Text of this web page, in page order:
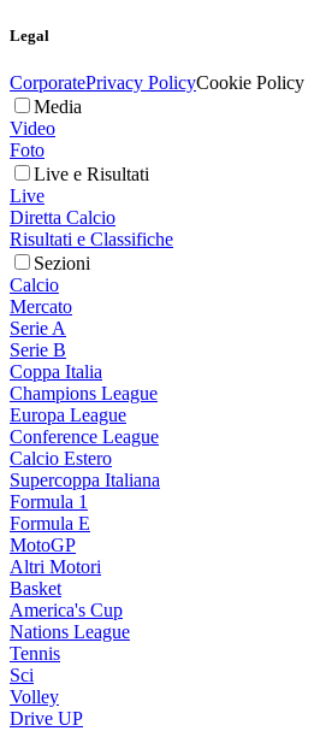
Legal
CorporatePrivacy PolicyCookie Policy
Media
Video
Foto
Live e Risultati
Live
Diretta Calcio
Risultati e Classifiche
Sezioni
Calcio
Mercato
Serie A
Serie B
Coppa Italia
Champions League
Europa League
Conference League
Calcio Estero
Supercoppa Italiana
Formula 1
Formula E
MotoGP
Altri Motori
Basket
America's Cup
Nations League
Tennis
Sci
Volley
Drive UP